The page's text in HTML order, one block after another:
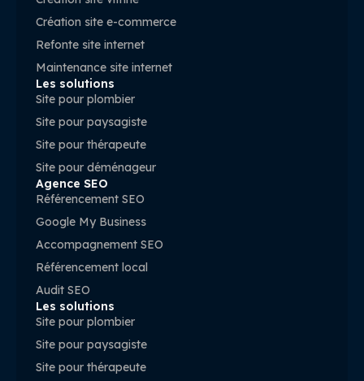
Création site e-commerce
Refonte site internet
Maintenance site internet
Les solutions
Site pour plombier
Site pour paysagiste
Site pour thérapeute
Site pour déménageur
Agence SEO
Référencement SEO
Google My Business
Accompagnement SEO
Référencement local
Audit SEO
Les solutions
Site pour plombier
Site pour paysagiste
Site pour thérapeute